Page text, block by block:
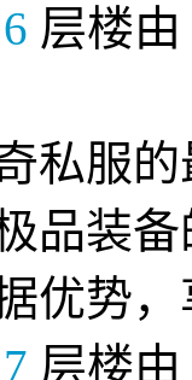
6 层楼由
私服
品装
优势
7 层楼由